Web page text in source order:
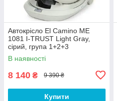
Автокрісло El Camino ME
1081 I-TRUST Light Gray,
сірий, група 1+2+3
В наявності
8 140 ₴ 9 390 ₴
Купити